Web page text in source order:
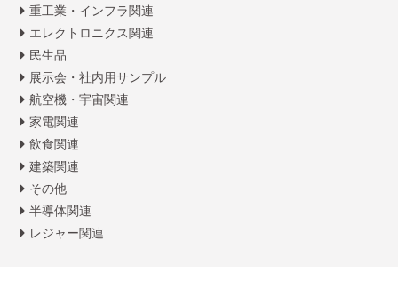
重工業・インフラ関連
エレクトロニクス関連
民生品
展示会・社内用サンプル
航空機・宇宙関連
家電関連
飲食関連
建築関連
その他
半導体関連
レジャー関連